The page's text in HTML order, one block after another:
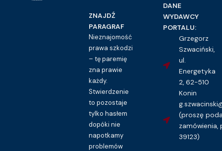
ZNAJDŹ
PARAGRAF
Nieznajomość
prawa szkodzi
– tę paremię
zna prawie
każdy.
Stwierdzenie
to pozostaje
tylko hasłem
dopóki nie
napotkamy
problemów
DANE
WYDAWCY
PORTALU:
Grzegorz
Szwaciński,
ul.
Energetyka
2, 62-510
Konin
(proszę
zamówienia,
39123)